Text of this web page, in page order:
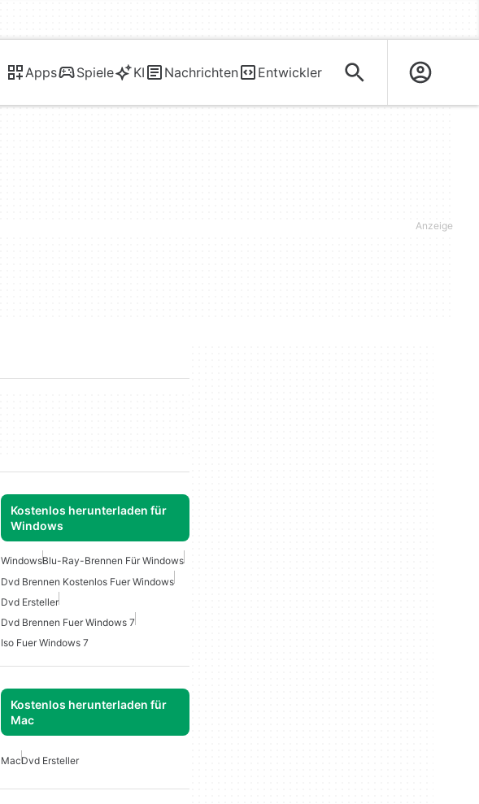
Apps Spiele KI Nachrichten Entwickler
Kostenlos herunterladen für
Windows
WindowsBlu-Ray-Brennen Für Windows
Dvd Brennen Kostenlos Fuer Windows
Dvd Ersteller
Dvd Brennen Fuer Windows 7
Iso Fuer Windows 7
Kostenlos herunterladen für
Mac
MacDvd Ersteller